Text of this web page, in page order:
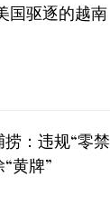
国驱逐的越南
：违规“零禁
黄牌”